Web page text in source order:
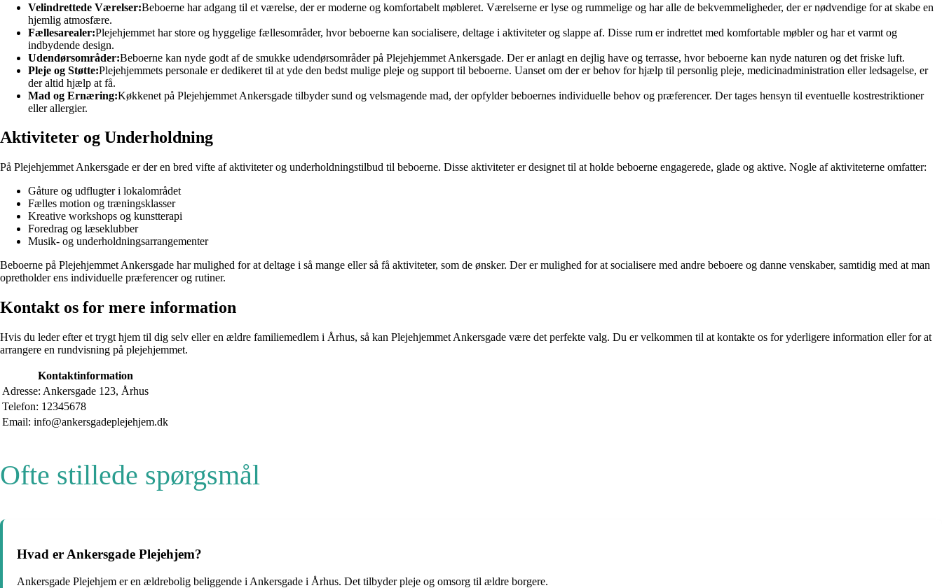
Velindrettede Værelser:Beboerne har adgang til et værelse, der er moderne og komfortabelt møbleret. Værelserne er lyse og rummelige og har alle de bekvemmeligheder, der er nødvendige for at skabe en
hjemlig atmosfære.
Fællesarealer:Plejehjemmet har store og hyggelige fællesområder, hvor beboerne kan socialisere, deltage i aktiviteter og slappe af. Disse rum er indrettet med komfortable møbler og har et varmt og
indbydende design.
Udendørsområder:Beboerne kan nyde godt af de smukke udendørsområder på Plejehjemmet Ankersgade. Der er anlagt en dejlig have og terrasse, hvor beboerne kan nyde naturen og det friske luft.
Pleje og Støtte:Plejehjemmets personale er dedikeret til at yde den bedst mulige pleje og support til beboerne. Uanset om der er behov for hjælp til personlig pleje, medicinadministration eller ledsagelse, er
der altid hjælp at få.
Mad og Ernæring:Køkkenet på Plejehjemmet Ankersgade tilbyder sund og velsmagende mad, der opfylder beboernes individuelle behov og præferencer. Der tages hensyn til eventuelle kostrestriktioner
eller allergier.
Aktiviteter og Underholdning
På Plejehjemmet Ankersgade er der en bred vifte af aktiviteter og underholdningstilbud til beboerne. Disse aktiviteter er designet til at holde beboerne engagerede, glade og aktive. Nogle af aktiviteterne omfatter:
Gåture og udflugter i lokalområdet
Fælles motion og træningsklasser
Kreative workshops og kunstterapi
Foredrag og læseklubber
Musik- og underholdningsarrangementer
Beboerne på Plejehjemmet Ankersgade har mulighed for at deltage i så mange eller så få aktiviteter, som de ønsker. Der er mulighed for at socialisere med andre beboere og danne venskaber, samtidig med at man
opretholder ens individuelle præferencer og rutiner.
Kontakt os for mere information
Hvis du leder efter et trygt hjem til dig selv eller en ældre familiemedlem i Århus, så kan Plejehjemmet Ankersgade være det perfekte valg. Du er velkommen til at kontakte os for yderligere information eller for at
arrangere en rundvisning på plejehjemmet.
Kontaktinformation
Adresse: Ankersgade 123, Århus
Telefon: 12345678
Email: info@ankersgadeplejehjem.dk
Ofte stillede spørgsmål
Hvad er Ankersgade Plejehjem?
Ankersgade Plejehjem er en ældrebolig beliggende i Ankersgade i Århus. Det tilbyder pleje og omsorg til ældre borgere.